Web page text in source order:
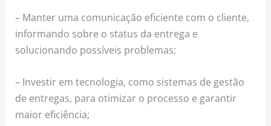
– Manter uma comunicação eficiente com o cliente,
informando sobre o status da entrega e
solucionando possíveis problemas;
– Investir em tecnologia, como sistemas de gestão
de entregas, para otimizar o processo e garantir
maior eficiência;